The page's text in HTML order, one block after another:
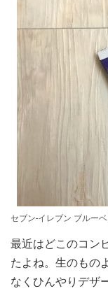
セブン-イレブン ブルー
最近はどこのコン
たよね。生のもの
なくひんやりデザ